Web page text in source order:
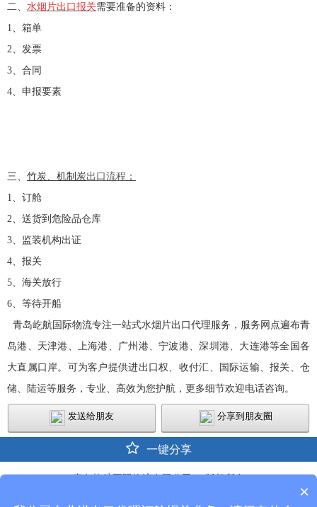
二、 水烟片出口报关需要准备的资料：
1、箱单
2、发票
3、合同
4、申报要素
三、 竹炭、机制炭出口流程 ：
1、订舱
2、送货到危险品仓库
3、监装机构出证
4、报关
5、海关放行
6、等待开船
青岛屹航国际物流专注一站式水烟片出口代理服务，服务网点遍布青
岛港、天津港、上海港、广州港、宁波港、深圳港、大连港等全国各
大直属口岸。可为客户提供进出口权、收付汇、国际运输、报关、仓
储、陆运等服务，专业、高效为您护航，更多细节欢迎电话咨询。
发送给朋友 分享到朋友圈
一键分享
×